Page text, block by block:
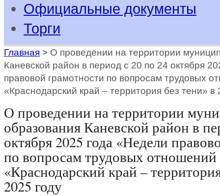
Официальные документы
Торги
Главная > О проведении на территории
Каневской район в период с 20 по 24 октября
правовой грамотности по вопросам трудовых
«Краснодарский край – территория без тени» в
О проведении на территории
образования Каневской район в
октября 2025 года «Недели
по вопросам трудовых отношений
«Краснодарский край –
2025 году